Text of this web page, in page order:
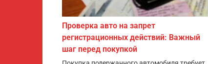
Проверка авто на запрет
регистрационных действий: Важный
шаг перед покупкой